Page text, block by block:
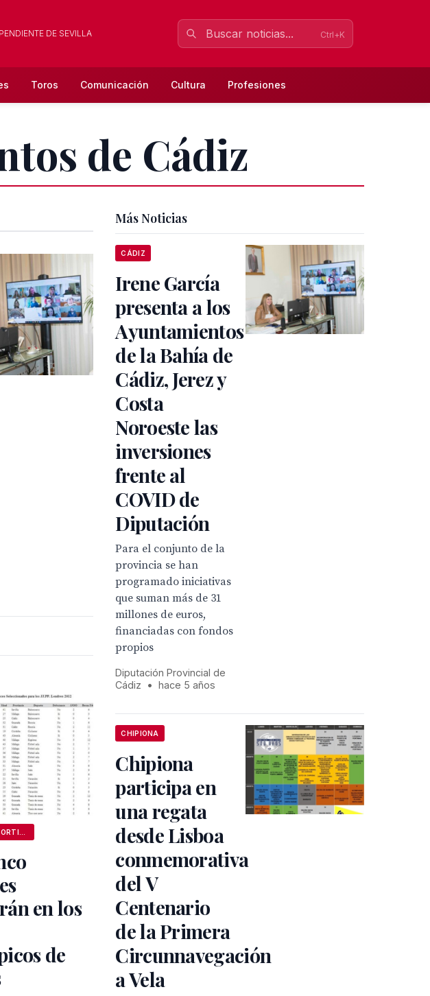
DE SEVILLA Ctrl+K
Toros Comunicación Cultura Profesiones
de Cádiz
en los
de
Más Noticias
CÁDIZ
Irene García
presenta a los
Ayuntamientos
de la Bahía de
Cádiz, Jerez y
Costa
Noroeste las
inversiones
frente al
COVID de
Diputación
Para el conjunto de la
provincia se han
programado iniciativas
que suman más de 31
millones de euros,
financiadas con fondos
propios
Diputación Provincial de
Cádiz
• hace 5 años
CHIPIONA
Chipiona
participa en
una regata
desde Lisboa
conmemorativa
del V
Centenario
de la Primera
Circunnavegación
a Vela